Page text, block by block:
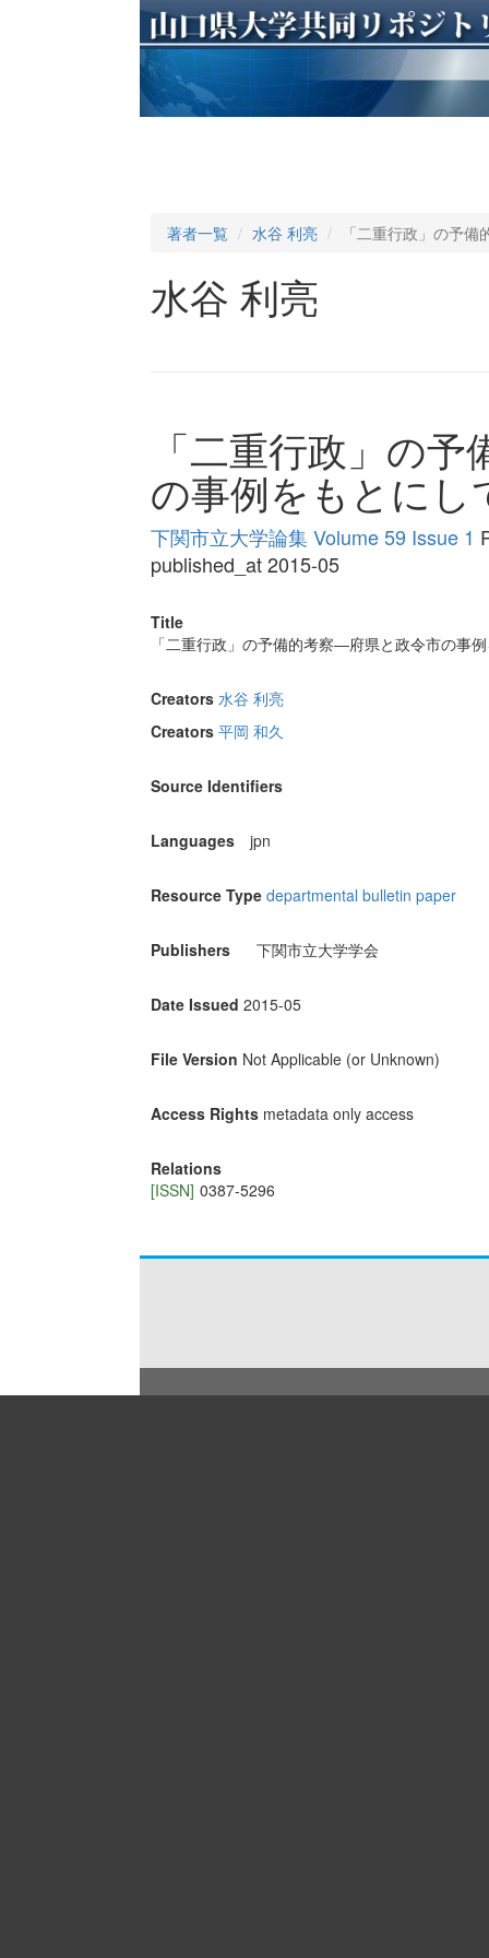
著者一覧 水谷 利亮 「二重行政」の予
水谷 利亮
「二重行政」の
の事例をもとに
下関市立大学論集 Volume 59 Issue 1
published_at 2015-05
Title
「二重行政」の予備的考察―府県と政令市の事
Creators 水谷 利亮
Creators 平岡 和久
Source Identifiers
Languages jpn
Resource Type departmental bulletin paper
Publishers 下関市立大学学会
Date Issued 2015-05
File Version Not Applicable (or Unknown)
Access Rights metadata only access
Relations
[ISSN] 0387-5296